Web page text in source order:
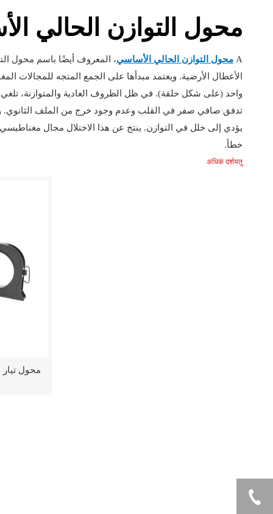
محول التوازن الحالي
A محول التوازن الحالي الأساسي، المعروف أيضًا باسم محول
الأعطال الأرضية. ويعتمد مبدأها على الجمع المتجه للمجالات
واحد (على شكل حلقة). في ظل الظروف العادية والمتوازنة، تلغي
تدفق صافي صفر في القلب وعدم وجود خرج من الملف
يؤدي إلى خلل في التوازن. ينتج عن هذا الاختلال مجال
خطأ.
अधिकं दर्शयतु
محول